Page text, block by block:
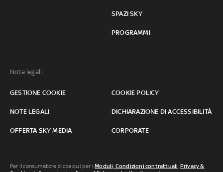
SPAZI SKY
PROGRAMMI
Note legali:
GESTIONE COOKIE COOKIE POLICY
NOTE LEGALI DICHIARAZIONE DI ACCESSIBILITÀ
OFFERTA SKY MEDIA CORPORATE
Per il consumatore clicca qui per iModuli, Condizioni contrattuali Privacy &